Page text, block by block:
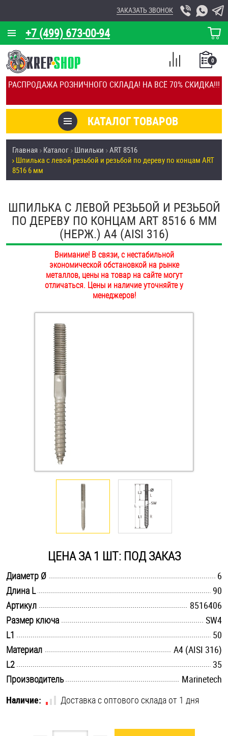
РАСПРОДАЖА РОЗНИЧНОГО СКЛАДА! НА ВСЁ 70% СКИДКА!!!
+7 (499) 673-00-94
ЗАКАЗАТЬ ЗВОНОК
КОРЗИНА
О КОМПАНИИ
КАЛЬКУЛЯТОР
ОТЗЫВЫ
УСЛУГИ
СКИДКИ
ПОКУПАТЕЛЯМ
ОПЛАТА И ДОСТАВКА
НАШИ МАГАЗИНЫ
КАТАЛОГ ТОВАРОВ
0
СПИСОК
СРАВНЕНИЕ
Товары со скидкой
Анкеры
Болты и винты
Втулки
Заклепки (Гайки-Заклепки)
Инструмент
Крюки, кольца с метрической резьбой
Крюки, кольца с шурупной резьбой
Оснастка и аксессуары для яхт
Саморезы и шурупы
Стопорные кольца
Такелаж
Хомуты
Шайбы
Шпильки
Шплинты
Главная Каталог Шпильки ART 8516
Шпилька с левой резьбой и резьбой по дереву по концам ART
8516 6 мм
ШПИЛЬКА С ЛЕВОЙ РЕЗЬБОЙ И РЕЗЬБОЙ
ПО ДЕРЕВУ ПО КОНЦАМ ART 8516 6 ММ
(НЕРЖ.) A4 (AISI 316)
Внимание! В связи, с нестабильной
экономической обстановкой на рынке
металлов, цены на товар на сайте могут
отличаться. Цены и наличие уточняйте у
менеджеров!
ЦЕНА ЗА 1 ШТ: ПОД ЗАКАЗ
Диаметр Ø
6
Длина L
90
Артикул
8516406
Размер ключа
SW4
L1
50
Материал
A4 (AISI 316)
L2
35
Производитель
Marinetech
Наличие:
Доставка с оптового склада от 1 дня